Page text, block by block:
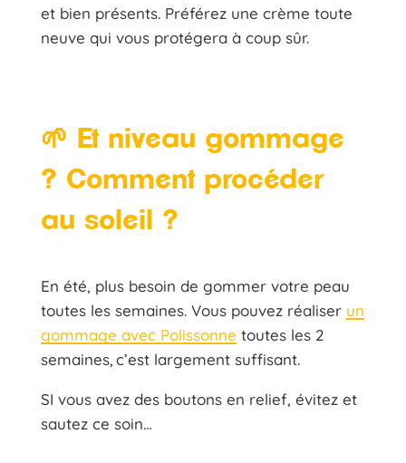
et bien présents. Préférez une crème toute
neuve qui vous protégera à coup sûr.
🌱 Et niveau gommage
? Comment procéder
au soleil ?
En été, plus besoin de gommer votre peau
toutes les semaines. Vous pouvez réaliser un
gommage avec Polissonne toutes les 2
semaines, c’est largement suffisant.
SI vous avez des boutons en relief, évitez et
sautez ce soin…